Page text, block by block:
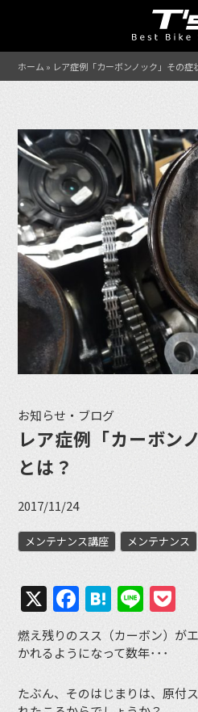
ホーム » レア症例「カーボンノック」その症
お知らせ・ブログ
レア症例「カーボン
とは？
2017/11/24
メンテナンス講座 メンテナンス
X Facebook
Hatena
Line
燃え残りのスス（カーボン）が
かれるようになって数年･･･
たぶん、そのはじまりは、原付